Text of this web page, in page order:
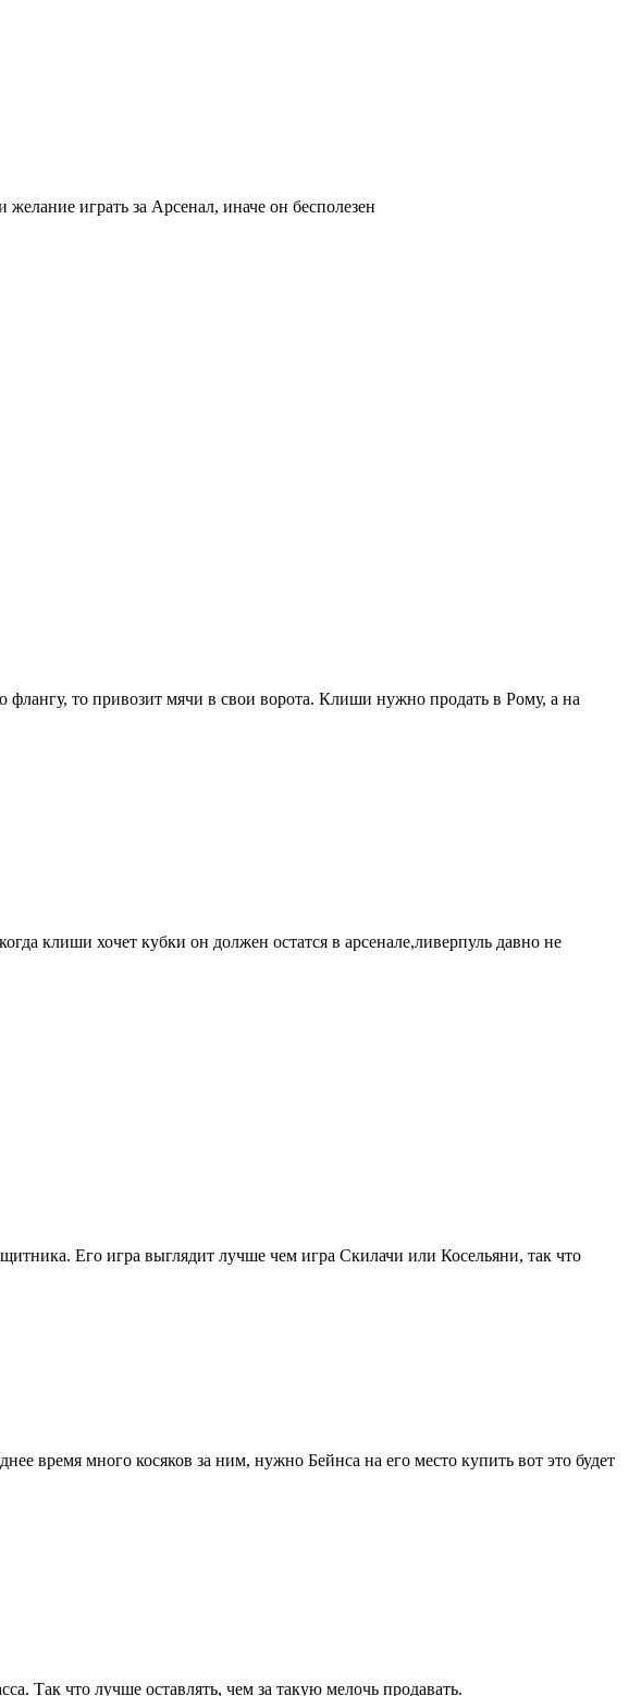
играть за Арсенал, иначе он бесполезен
флангу, то привозит мячи в свои ворота. Клиши нужно продать в Рому, а на
клиши хочет кубки он должен остатся в арсенале,ливерпуль давно не
Его игра выглядит лучше чем игра Скилачи или Косельяни, так что
время много косяков за ним, нужно Бейнса на его место купить вот это будет
Так что лучше оставлять, чем за такую мелочь продавать.